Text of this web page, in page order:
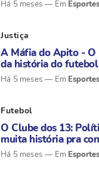
Há 5 meses Esportes
Justiça
A Máfia do Apito - O
da história do
Há 5 meses Esportes
Futebol
O Clube dos 13:
muita história pra
Há 5 meses Esportes